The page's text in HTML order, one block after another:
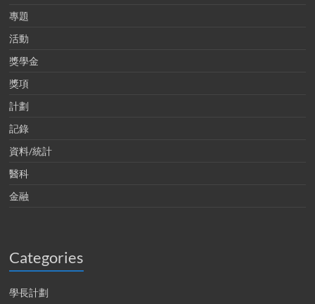
專題
活動
獎學金
獎項
計劃
記錄
資料/統計
醫科
金融
Categories
學長計劃